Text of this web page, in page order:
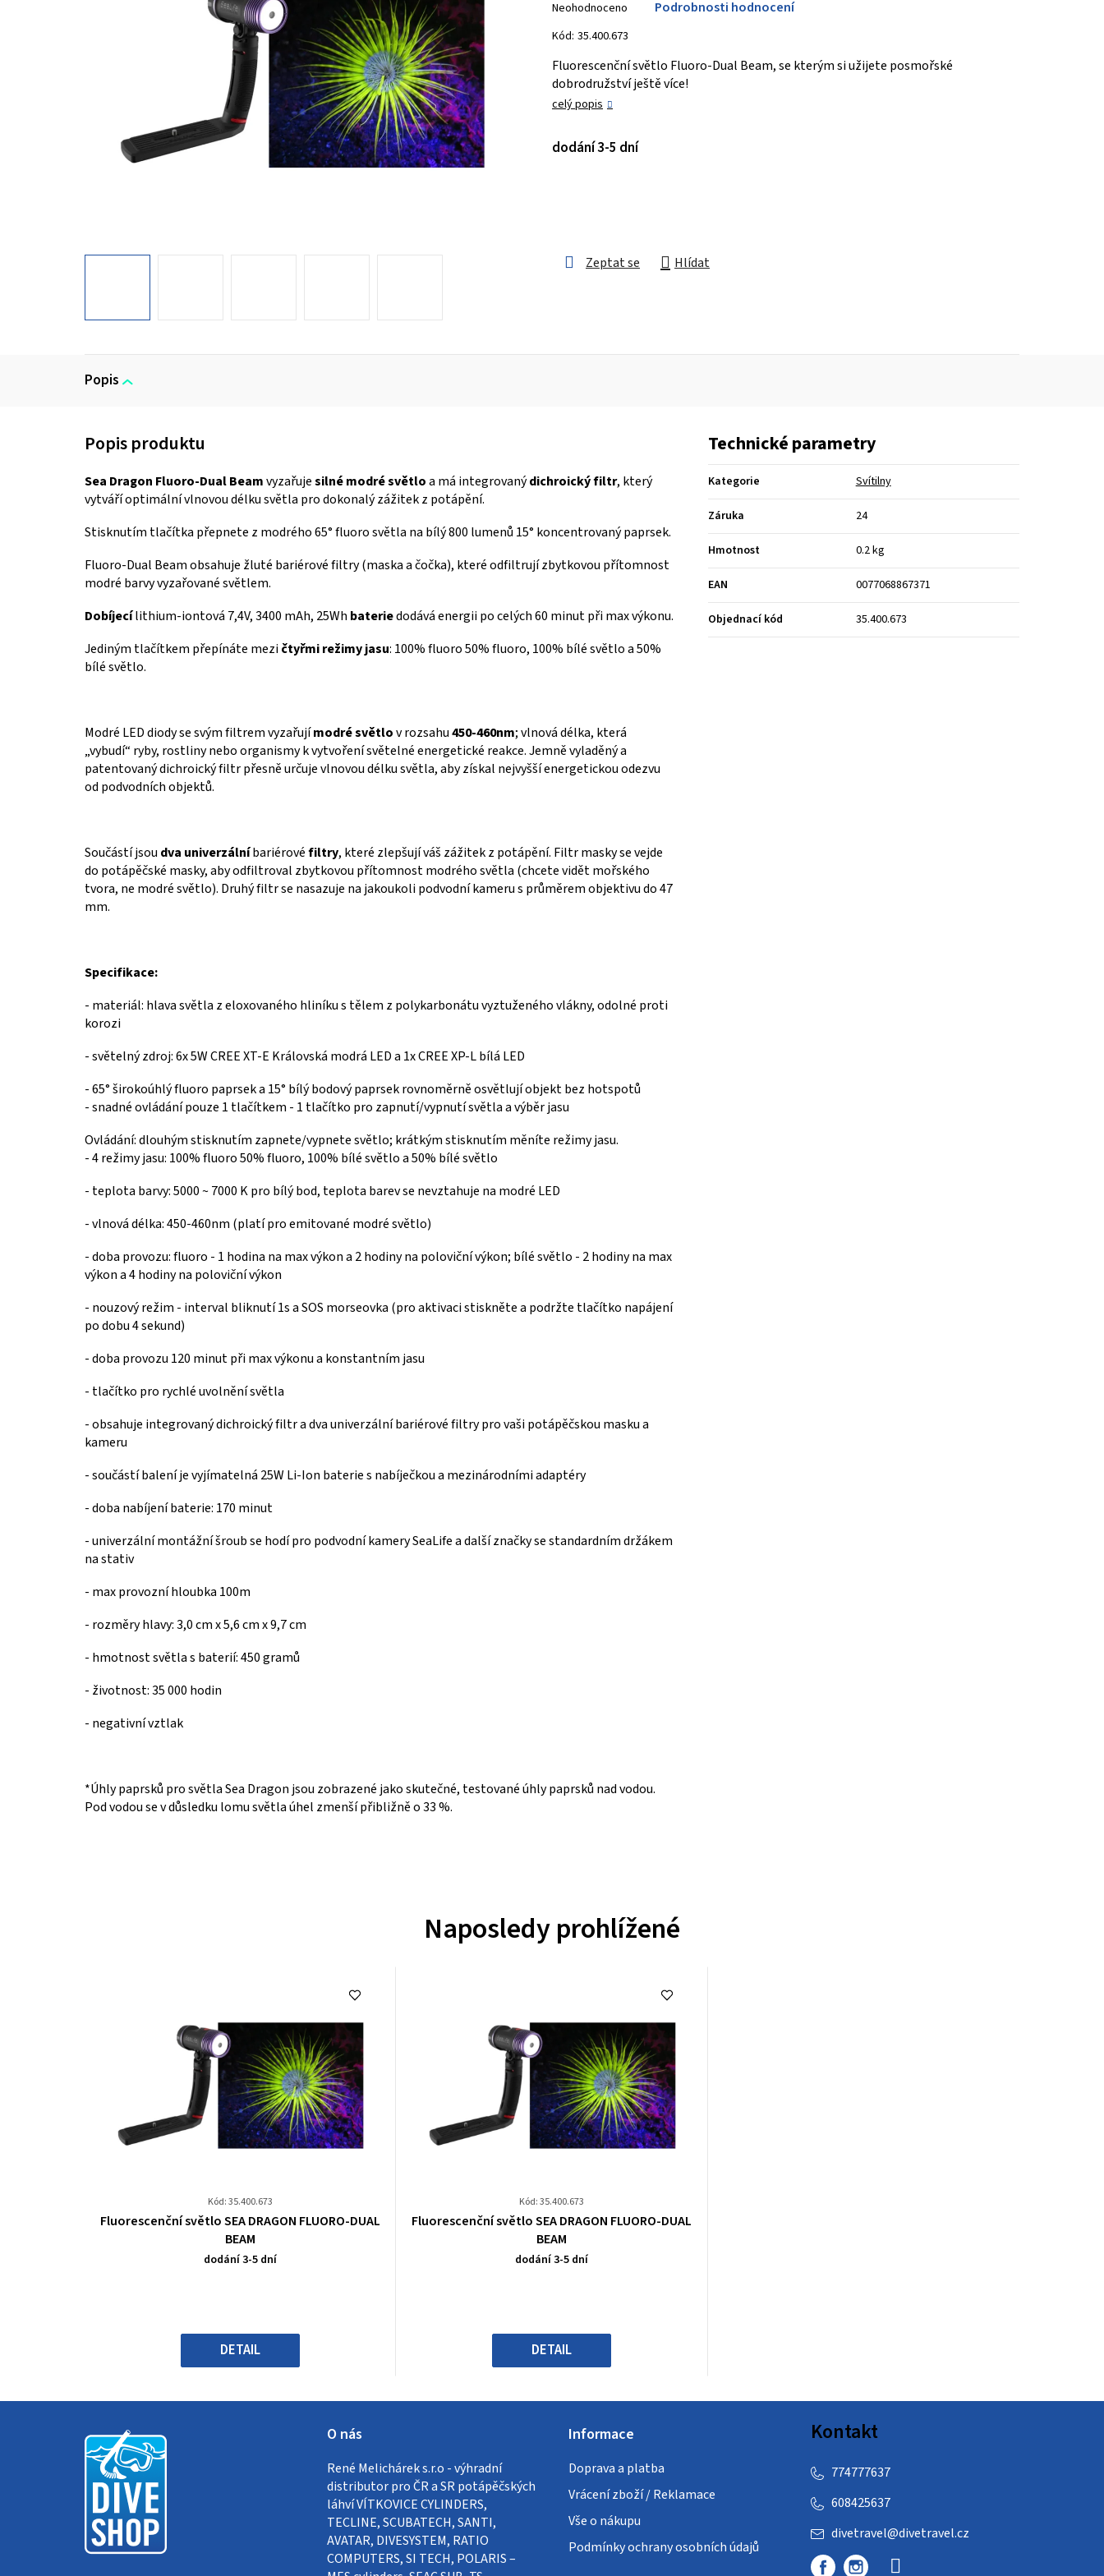
hodnocení
produktu
0,0
z 5
hvězdiček.
Neohodnoceno Podrobnosti hodnocení
Kód: 35.400.673
Fluorescenční světlo Fluoro-Dual Beam, se kterým si užijete posmořské
dobrodružství ještě více!
celý popis
dodání 3-5 dní
Zeptat se Hlídat
Popis
Sea Dragon Fluoro-Dual Beamvyzařujesilné modré světloa má integrovanýdichroický filtr, který
vytváří optimální vlnovou délku světla pro dokonalý zážitek z potápění.
Stisknutím tlačítka přepnete z modrého 65° fluoro světla na bílý 800 lumenů 15° koncentrovaný paprsek.
Fluoro-Dual Beam obsahuje žluté bariérové filtry (maska a čočka), které odfiltrují zbytkovou přítomnost
modré barvy vyzařované světlem.
Dobíjecílithium-iontová 7,4V, 3400 mAh, 25Wh bateriedodává energii po celých 60 minut při max výkonu.
Jediným tlačítkem přepínáte mezičtyřmi režimy jasu: 100% fluoro 50% fluoro, 100% bílé světlo a 50%
bílé světlo.
Modré LED diody se svým filtrem vyzařujímodré světlov rozsahu450-460nm;vlnová délka, která
„vybudí“ ryby, rostliny nebo organismy k vytvoření světelné energetické reakce.Jemně vyladěný a
patentovaný dichroický filtr přesně určuje vlnovou délku světla, aby získal nejvyšší energetickou odezvu
od podvodních objektů.
Součástí jsou dva univerzálníbariérovéfiltry, které zlepšují váš zážitek z potápění. Filtr masky se vejde
do potápěčské masky, aby odfiltroval zbytkovou přítomnost modrého světla (chcete vidět mořského
tvora, ne modré světlo). Druhý filtr se nasazuje na jakoukoli podvodní kameru s průměrem objektivu do 47
mm.
Specifikace:
- materiál: hlava světla z eloxovaného hliníku s tělem z polykarbonátu vyztuženého vlákny, odolné proti
korozi
-světelný zdroj: 6x 5W CREE XT-E Královská modrá LED a 1x CREE XP-L bílá LED
-65° širokoúhlýfluoro paprsek a 15° bílý bodový paprsek rovnoměrně osvětlují objekt bez hotspotů
- snadné ovládání pouze 1 tlačítkem - 1 tlačítko pro zapnutí/vypnutí světla a výběr jasu
Ovládání: dlouhým stisknutím zapnete/vypnete světlo; krátkým stisknutím měníte režimy jasu.
-4 režimy jasu: 100% fluoro 50% fluoro, 100% bílé světlo a 50% bílé světlo
- teplota barvy: 5000 ~ 7000 K pro bílý bod, teplota barev se nevztahuje na modré LED
-vlnová délka: 450-460nm (platí pro emitované modré světlo)
-doba provozu: fluoro - 1 hodina na max výkon a 2 hodiny na poloviční výkon; bílé světlo - 2 hodiny na max
výkon a 4 hodiny na poloviční výkon
- nouzový režim - interval bliknutí 1s a SOS morseovka (pro aktivaci stiskněte a podržte tlačítko napájení
po dobu 4 sekund)
- doba provozu 120 minut při max výkonu a konstantním jasu
- tlačítko pro rychlé uvolnění světla
- obsahuje integrovaný dichroický filtr a dva univerzální bariérové filtry pro vaši potápěčskou masku a
kameru
-součástí balení je vyjímatelná 25W Li-Ion baterie s nabíječkou a mezinárodními adaptéry
-doba nabíjení baterie: 170 minut
-univerzální montážní šroub se hodí pro podvodní kamery SeaLife a další značky se standardním držákem
na stativ
- max provozní hloubka 100m
- rozměry hlavy: 3,0 cm x 5,6 cm x 9,7 cm
- hmotnost světla s baterií: 450 gramů
- životnost: 35 000 hodin
- negativní vztlak
*Úhly paprsků pro světla Sea Dragon jsou zobrazené jako skutečné, testované úhly paprsků nad vodou.
Pod vodou se v důsledku lomu světla úhel zmenší přibližně o 33 %.
Technické parametry
Kategorie Svítilny
Záruka 24
Hmotnost 0.2 kg
EAN 0077068867371
Objednací kód 35.400.673
Naposledy prohlížené
Kód: 35.400.673
Průměrné
hodnocení
produktu
5
hvězdiček.
Fluorescenční světlo SEA DRAGON FLUORO-DUAL
BEAM
dodání 3-5 dní
DETAIL
Kód: 35.400.673
Průměrné
hodnocení
produktu
5
hvězdiček.
Fluorescenční světlo SEA DRAGON FLUORO-DUAL
BEAM
dodání 3-5 dní
DETAIL
O nás
René Melichárek s.r.o - výhradní
distributor pro ČR a SR potápěčských
láhví VÍTKOVICE CYLINDERS,
TECLINE, SCUBATECH, SANTI,
AVATAR, DIVESYSTEM, RATIO
COMPUTERS, SI TECH, POLARIS –
Informace
Doprava a platba
Vrácení zboží / Reklamace
Vše o nákupu
Podmínky ochrany osobních údajů
Kontakt
divetravel@divetravel.cz
608425637
774777637